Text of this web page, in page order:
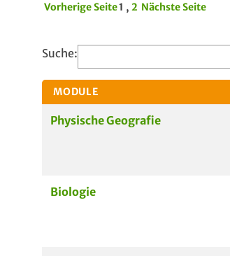
Vorherige Seite1 , 2 Nächste Seite
Suche:
MODULE
Physische Geografie
Biologie